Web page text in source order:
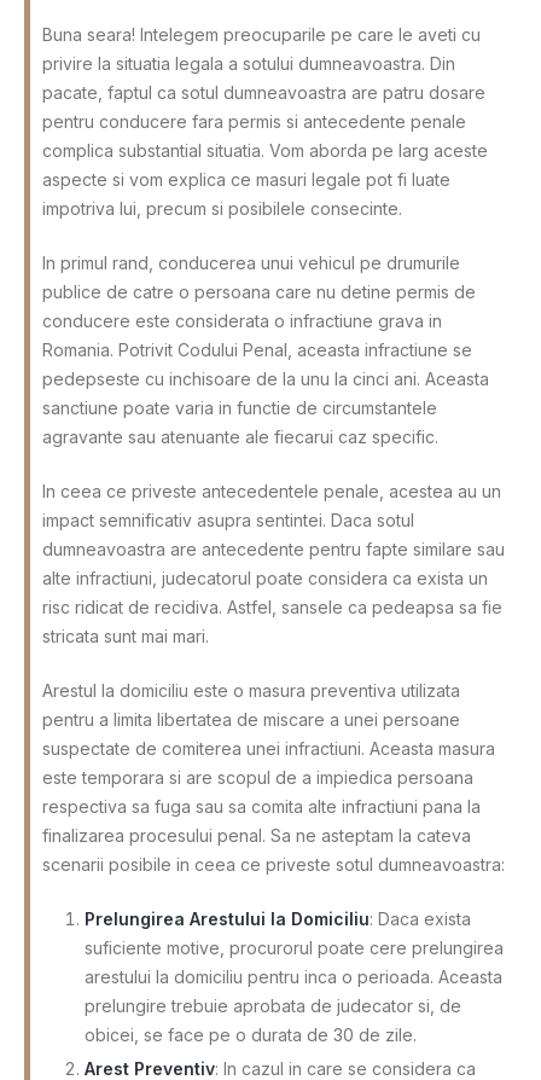
Buna seara! Intelegem preocuparile pe care le aveti cu
privire la situatia legala a sotului dumneavoastra. Din
pacate, faptul ca sotul dumneavoastra are patru dosare
pentru conducere fara permis si antecedente penale
complica substantial situatia. Vom aborda pe larg aceste
aspecte si vom explica ce masuri legale pot fi luate
impotriva lui, precum si posibilele consecinte.
In primul rand, conducerea unui vehicul pe drumurile
publice de catre o persoana care nu detine permis de
conducere este considerata o infractiune grava in
Romania. Potrivit Codului Penal, aceasta infractiune se
pedepseste cu inchisoare de la unu la cinci ani. Aceasta
sanctiune poate varia in functie de circumstantele
agravante sau atenuante ale fiecarui caz specific.
In ceea ce priveste antecedentele penale, acestea au un
impact semnificativ asupra sentintei. Daca sotul
dumneavoastra are antecedente pentru fapte similare sau
alte infractiuni, judecatorul poate considera ca exista un
risc ridicat de recidiva. Astfel, sansele ca pedeapsa sa fie
stricata sunt mai mari.
Arestul la domiciliu este o masura preventiva utilizata
pentru a limita libertatea de miscare a unei persoane
suspectate de comiterea unei infractiuni. Aceasta masura
este temporara si are scopul de a impiedica persoana
respectiva sa fuga sau sa comita alte infractiuni pana la
finalizarea procesului penal. Sa ne asteptam la cateva
scenarii posibile in ceea ce priveste sotul dumneavoastra:
Prelungirea Arestului la Domiciliu: Daca exista
suficiente motive, procurorul poate cere prelungirea
arestului la domiciliu pentru inca o perioada. Aceasta
prelungire trebuie aprobata de judecator si, de
obicei, se face pe o durata de 30 de zile.
Arest Preventiv: In cazul in care se considera ca